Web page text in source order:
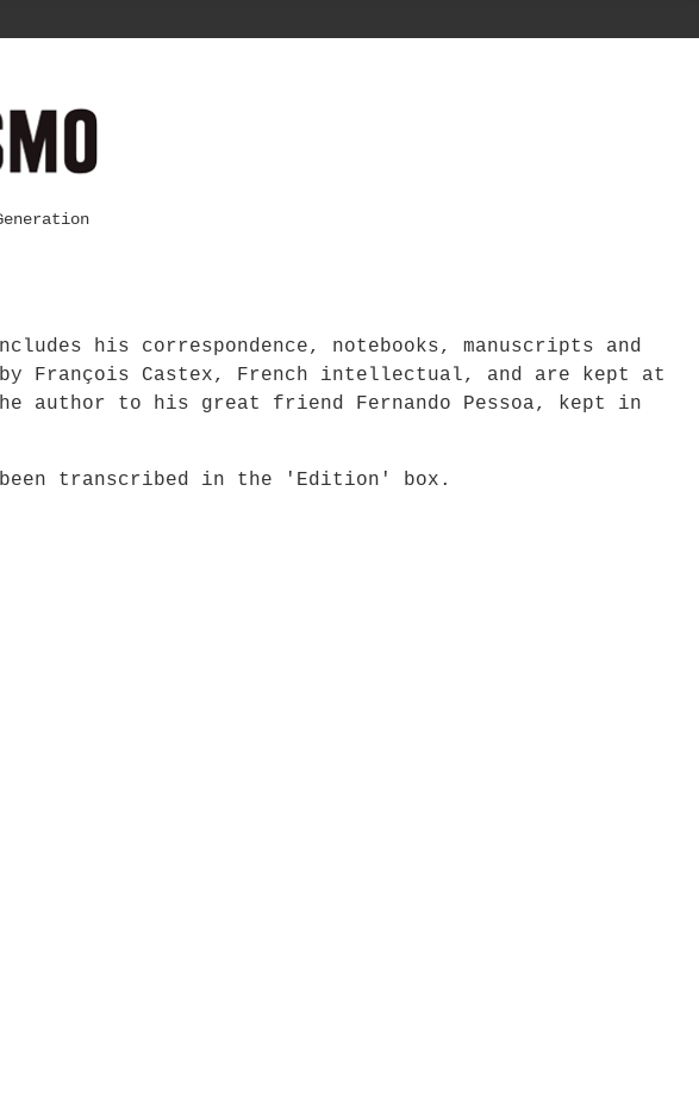
his correspondence, notebooks, manuscripts and
François Castex, French intellectual, and are kept at
author to his great friend Fernando Pessoa, kept in
been transcribed in the 'Edition' box.